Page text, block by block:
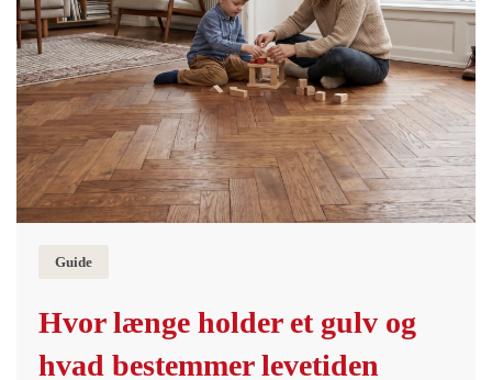
Guide
Hvor længe holder et gulv og
hvad bestemmer levetiden